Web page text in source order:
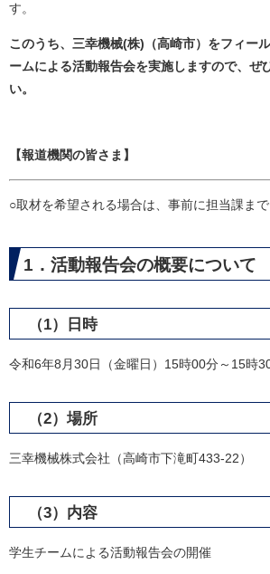
す。
このうち、三幸機械(株)（高崎市）をフィー
ームによる活動報告会を実施しますので、ぜ
い。
【報道機関の皆さま】
○取材を希望される場合は、事前に担当課まで
1．活動報告会の概要について
（1）日時
令和6年8月30日（金曜日）15時00分～15時
（2）場所
三幸機械株式会社（高崎市下滝町433-22）
（3）内容
学生チームによる活動報告会の開催